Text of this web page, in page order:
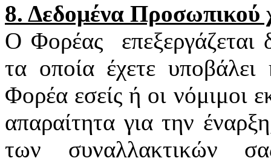
8. Δεδομένα Προσωπικού
Ο Φορέας
τα οποία έχετε
Φορέα εσείς ή οι νόμιμοι
απαραίτητα για την
των συναλλακτικών